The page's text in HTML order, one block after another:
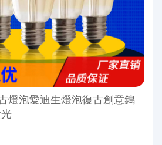
燈泡愛迪生燈泡復古創意鎢